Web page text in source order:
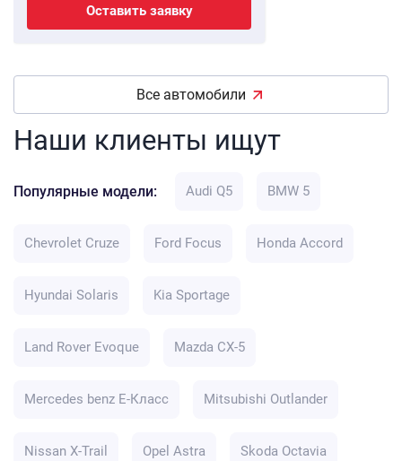
Оставить заявку
Все автомобили
Наши клиенты ищут
Популярные модели: Audi Q5 BMW 5
Chevrolet Cruze Ford Focus Honda Accord
Hyundai Solaris Kia Sportage
Land Rover Evoque Mazda CX-5
Mercedes benz E-Класс Mitsubishi Outlander
Nissan X-Trail Opel Astra Skoda Octavia